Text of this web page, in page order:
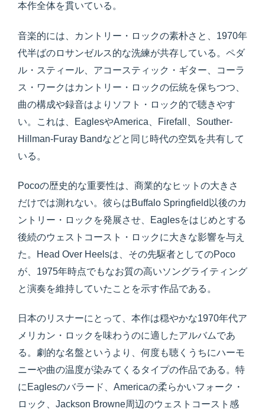
本作全体を貫いている。
音楽的には、カントリー・ロックの素朴さと、1970年
代半ばのロサンゼルス的な洗練が共存している。ペダ
ル・スティール、アコースティック・ギター、コーラ
ス・ワークはカントリー・ロックの伝統を保ちつつ、
曲の構成や録音はよりソフト・ロック的で聴きやす
い。これは、EaglesやAmerica、Firefall、Souther-
Hillman-Furay Bandなどと同じ時代の空気を共有して
いる。
Pocoの歴史的な重要性は、商業的なヒットの大きさ
だけでは測れない。彼らはBuffalo Springfield以後のカ
ントリー・ロックを発展させ、Eaglesをはじめとする
後続のウェストコースト・ロックに大きな影響を与え
た。Head Over Heelsは、その先駆者としてのPoco
が、1975年時点でもなお質の高いソングライティング
と演奏を維持していたことを示す作品である。
日本のリスナーにとって、本作は穏やかな1970年代ア
メリカン・ロックを味わうのに適したアルバムであ
る。劇的な名盤というより、何度も聴くうちにハーモ
ニーや曲の温度が染みてくるタイプの作品である。特
にEaglesのバラード、Americaの柔らかいフォーク・
ロック、Jackson Browne周辺のウェストコースト感